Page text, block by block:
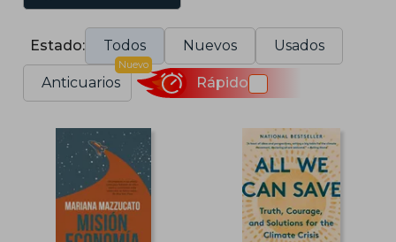
Estado: Todos Nuevos Usados
Anticuarios
Nuevo
Rápido